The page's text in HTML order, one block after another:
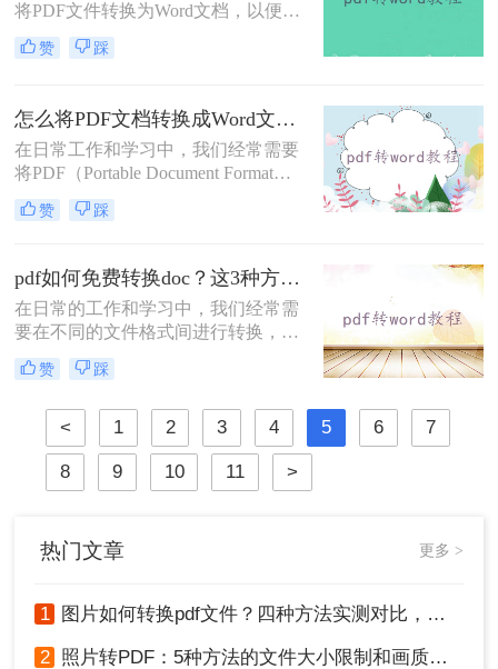
将PDF文件转换为Word文档，以便进
行编辑、修改或进一步处理。
PDF（Portable Document Format）格
其编辑和排版的灵活性而备受青睐。
那么PDF怎么转Word呢？以下是几种
将PDF转换为Word的方法，供您参
考。
赞 踩
怎么将PDF文档转换成Word文档？这三个方法让你快速操作！
在日常工作和学习中，我们经常需要
将PDF（Portable Document Format）
文档转换为Word文档，以便进行编
辑、修改或格式调整。PDF格式因其
而受到广泛欢迎，但Word文档则因其
编辑灵活性和强大的排版功能而备受
青睐。那么怎么将PDF文档转换成
Word文档呢？本文将详细介绍几种将
PDF文档转换成Word文档的方法，帮
助读者轻松完成转换。
赞 踩
pdf如何免费转换doc？这3种方法快来看看！
在日常的工作和学习中，我们经常需
要在不同的文件格式间进行转换，以
便更好地编辑或分享内容。
PDF（Portable Document Format）和
两种最常见的文件类型，前者用于呈
现和交换文档，后者则更适合编辑和
格式化文字。那么pdf如何免费转换
doc呢？本文将详细介绍几种免费且
成DOC格式。
赞 踩
< 1 2 3 4 5 6 7
8 9 10 11 >
热门文章 更多 >
1 图片如何转换pdf文件？四种方法实测对比，附各场景最优选！
2 照片转PDF：5种方法的文件大小限制和画质保留实测！